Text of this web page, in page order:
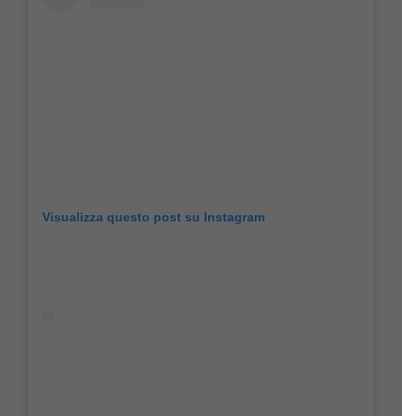
Visualizza questo post su Instagram